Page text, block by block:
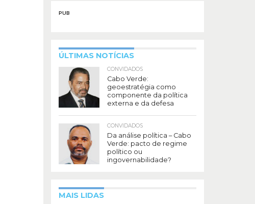
PUB
ÚLTIMAS NOTÍCIAS
CONVIDADOS
Cabo Verde:
geoestratégia como
componente da política
externa e da defesa
CONVIDADOS
Da análise política – Cabo
Verde: pacto de regime
político ou
ingovernabilidade?
MAIS LIDAS